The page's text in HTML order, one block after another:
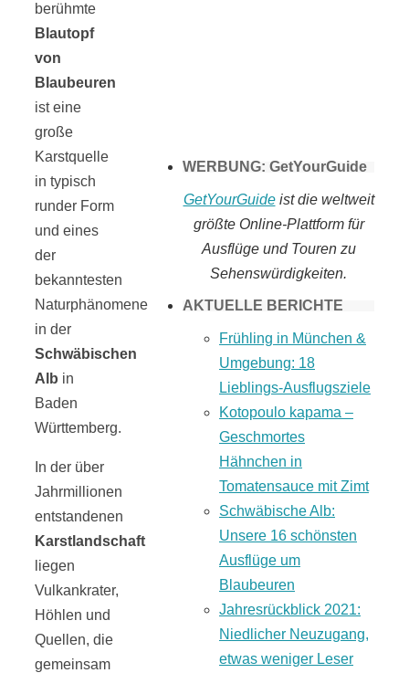
berühmte
Blautopf
von
Blaubeuren
ist eine
große
Karstquelle
in typisch
runder Form
und eines
der
bekanntesten
Naturphänomene
in der
Schwäbischen
Alb in
Baden
Württemberg.
In der über
Jahrmillionen
entstandenen
Karstlandschaft
liegen
Vulkankrater,
Höhlen und
Quellen, die
gemeinsam
WERBUNG: GetYourGuide
GetYourGuideist die weltweit
größte Online-Plattform für
Ausflüge und Touren zu
Sehenswürdigkeiten.
AKTUELLE BERICHTE
Frühling in München &
Umgebung: 18
Lieblings-Ausflugsziele
Kotopoulo kapama –
Geschmortes
Hähnchen in
Tomatensauce mit Zimt
Schwäbische Alb:
Unsere 16 schönsten
Ausflüge um
Blaubeuren
Jahresrückblick 2021:
Niedlicher Neuzugang,
etwas weniger Leser